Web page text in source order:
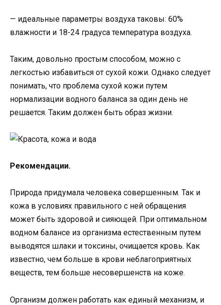
— идеальные параметры воздуха таковы: 60%
влажности и 18-24 градуса температура воздуха.
Таким, довольно простым способом, можно с
легкостью избавиться от сухой кожи. Однако следует
понимать, что проблема сухой кожи путем
нормализации водного баланса за один день не
решается. Таким должен быть образ жизни.
Рекомендации.
Природа придумала человека совершенным. Так и
кожа в условиях правильного с ней обращения
может быть здоровой и сияющей. При оптимальном
водном балансе из организма естественным путем
выводятся шлаки и токсины, очищается кровь. Как
известно, чем больше в крови неблагоприятных
веществ, тем больше несовершенств на коже.
Организм должен работать как единый механизм, и